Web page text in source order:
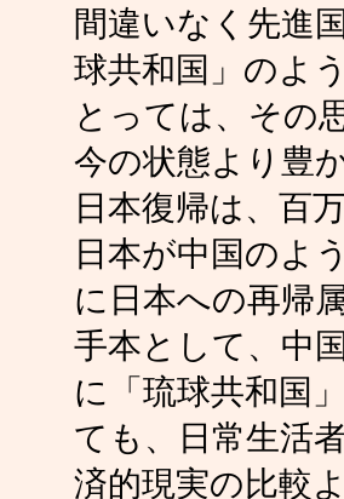
間違いなく先進
球共和国」のよ
とっては、その
今の状態より豊
日本復帰は、百
日本が中国のよ
に日本への再帰
手本として、中
に「琉球共和国
ても、日常生活
済的現実の比較